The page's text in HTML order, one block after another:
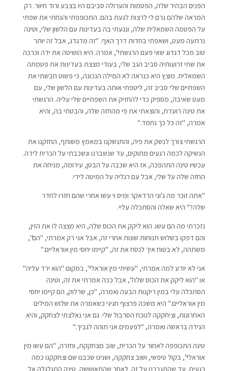
הפנים הבהיר שלה, הפטמות והערולה סביבם היו בצבע ורוד חיוור. רק
המראה שלהם גרם לי לרצות לגעת בהם. התכופפתי והנחתי את שפתי
על הפטמה השמאלית שלה, ונגעתי בה בעדינות עם הלשון שלי, וטינה
נרתעה מעט, ושאפתי בחדות דרך האף. "זה מדגדג, אבל זה יותר
טוב מכל דגדוג שאי פעם הרגשתי", אמרה. היא הושיטה את ידה וכרכה
את שתי זרועותיה סביב הגב שלי, בעודי מצצת בעדינות את פטמתה
השמאלית. מוצץ היא כנראה לא המילה הנכונה, כי פשוט חבשתי את
השפתיים שלי סביב זה, ליטפתי אותה בעדינות עם הלשון שלי, עם
מעט שאיבה, מספיק כדי להחזיק את השפתיים שלי עליה. הרגשתי
את טינה רועדת, והוצאתי את פי מהחזה שלה, והבטתי בה, והיא
אמרה, "זה כל כך נחמד."
הרגשתי צורך לנשק את פיה, והתנשקנו במאמץ משותף, החזקנו את
הנשיקה לכמה רגעים מתוקים, עד שנשברנו ונשכבתי על הכרית לידה.
עכשיו טינה התהפכה, אז היא שכבה על הבטן, עירומה, מניחה את
החזה שלה על שלי, אבל עם רגליה על המיטה לידי.
"אתה זוכר מה ג'וני הרדאקר ומיס וי עשו אחרי שהם חזרו לחדר
שלה?" היא שאלה והסתכלה עליי.
נזכרתי מה הם עשו. הוא ליקק את הכוס שלה, היא מצצה לו את הזין,
והם דפקו בשלוש תנוחות שונות אחרי זה, אבל אני רק אמרתי, "הם",
משתהה, לא בטוח איך לנסח את זה, "קיימו יחסי מין אוראליים."
אני לא יודע למה אמרתי, "עשיתי מין אוראלי", במקום "הוא ירד עליה"
או "הוא ליקק את הכוס שלה", אבל ככה אמרתי את זה, וטינה
הסתכלה עלי במין ריקנות הבעה ואמרה, "כן, שרלוק, הם קיימו יחסי
מין אוראליים." היא משכה פרצוף חגיגי כשאמרה את שלוש המילים
האחרונות, וציחקקה לנוכח הסרבול שלי. גם אני נאלצתי לצחקק, והיא
הנידה בראשה ואמרה, "לפעמים אני תוהה לגביך."
טינה התכופפה לאחור על הכרית, שוב מצחקקת, וחזרה, "הם עשו מין
אוראלי", בקול טיפשי, ושוב צחקקה, ושנינו שכבנו שם וצחקקנו כמה
רגעים, עד שהתגברנו על זה. לאחר שהתאוששה, טינה התגלגלה אל